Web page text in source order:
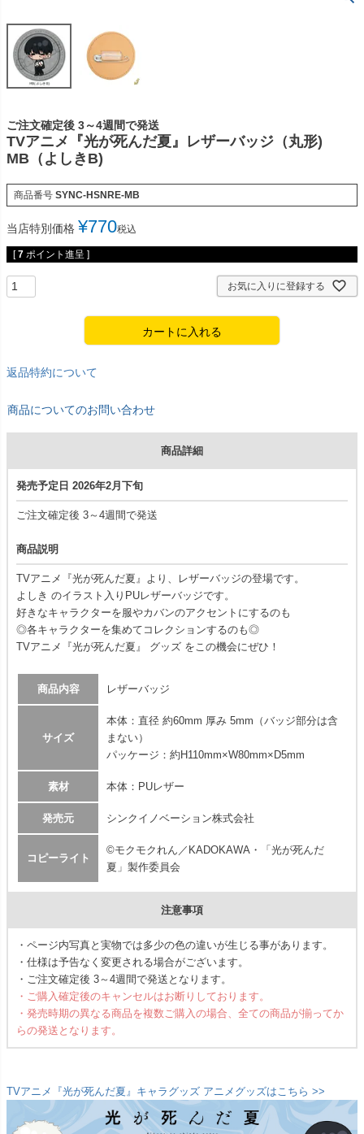
ご注文確定後 3～4週間で発送
TVアニメ『光が死んだ夏』レザーバッジ（丸形)
MB（よしきB)
商品番号 SYNC-HSNRE-MB
当店特別価格 ¥770税込
[ 7 ポイント進呈 ]
お気に入りに登録する
カートに入れる
返品特約について
商品についてのお問い合わせ
商品詳細
発売予定日 2026年2月下旬
ご注文確定後 3～4週間で発送
商品説明
TVアニメ『光が死んだ夏』より、レザーバッジの登場です。
よしき のイラスト入りPUレザーバッジです。
好きなキャラクターを服やカバンのアクセントにするのも
◎各キャラクターを集めてコレクションするのも◎
TVアニメ『光が死んだ夏』 グッズ をこの機会にぜひ！
商品内容 レザーバッジ
サイズ
本体：直径 約60mm 厚み 5mm（バッジ部分は含
まない）
パッケージ：約H110mm×W80mm×D5mm
素材 本体：PUレザー
発売元 シンクイノベーション株式会社
コピーライト
©モクモクれん／KADOKAWA・「光が死んだ
夏」製作委員会
注意事項
・ページ内写真と実物では多少の色の違いが生じる事があります。
・仕様は予告なく変更される場合がございます。
・ご注文確定後 3～4週間で発送となります。
・ご購入確定後のキャンセルはお断りしております。
・発売時期の異なる商品を複数ご購入の場合、全ての商品が揃ってか
らの発送となります。
TVアニメ『光が死んだ夏』キャラグッズ アニメグッズはこちら >>